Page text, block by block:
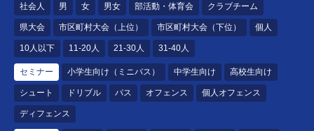
社会人 男 女 男女 部活動・体育会 クラブチーム
県大会 市区町村大会（上位） 市区町村大会（下位） 個人
10人以下 11-20人 21-30人 31-40人
セミナー 小学生向け（ミニバス） 中学生向け 高校生向け
シュート ドリブル パス オフェンス 個人オフェンス
ディフェンス